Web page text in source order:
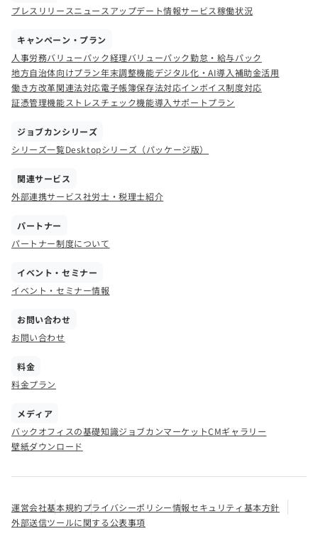
プレスリリースニュース アップデート情報サービス稼働状況
キャンペーン・プラン
人事労務バリューパック経理バリューパック勤怠・給与パック
地方自治体向けプラン年末調整機能デジタル化・AI導入補助金活用
働き方改革関連法対応電子帳簿保存法対応インボイス制度対応
証憑管理機能ストレスチェック機能導入サポートプラン
ジョブカンシリーズ
シリーズ一覧Desktopシリーズ（パッケージ版）
関連サービス
外部連携サービス社労士・税理士紹介
パートナー
パートナー制度について
イベント・セミナー
イベント・セミナー情報
お問い合わせ
お問い合わせ
料金
料金プラン
メディア
バックオフィスの基礎知識ジョブカンマーケットCMギャラリー
壁紙ダウンロード
運営会社基本規約プライバシーポリシー情報セキュリティ基本方針
外部送信ツールに関する公表事項